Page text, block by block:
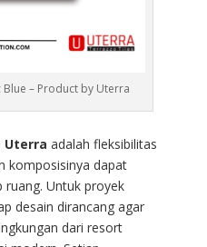
– Product by Uterra
Uterra adalah fleksibilitas
komposisinya dapat
ruang. Untuk proyek
desain dirancang agar
dari resort